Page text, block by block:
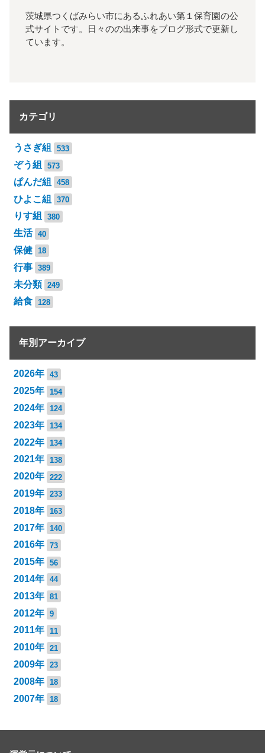
茨城県つくばみらい市にあるふれあい第１保育園の公
式サイトです。日々のの出来事をブログ形式で更新し
ています。
カテゴリ
うさぎ組 533
ぞう組 573
ぱんだ組 458
ひよこ組 370
りす組 380
生活 40
保健 18
行事 389
未分類 249
給食 128
年別アーカイブ
2026年 43
2025年 154
2024年 124
2023年 134
2022年 134
2021年 138
2020年 222
2019年 233
2018年 163
2017年 140
2016年 73
2015年 56
2014年 44
2013年 81
2012年 9
2011年 11
2010年 21
2009年 23
2008年 18
2007年 18